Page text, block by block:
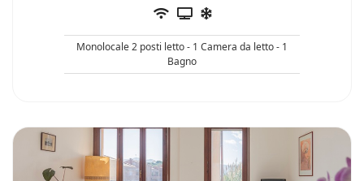
Monolocale 2 posti letto - 1 Camera da letto - 1
Bagno